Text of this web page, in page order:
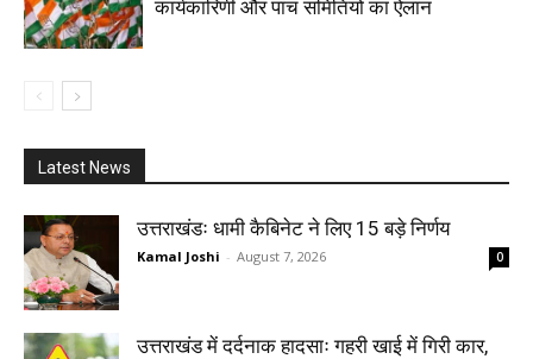
कार्यकारिणी और पांच समितियों का ऐलान
Latest News
उत्तराखंडः धामी कैबिनेट ने लिए 15 बड़े निर्णय
Kamal Joshi - August 7, 2026 0
उत्तराखंड में दर्दनाक हादसाः गहरी खाई में गिरी कार,